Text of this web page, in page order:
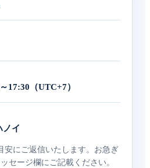
17:30（UTC+7）
ノイ
安にご返信いたします。お急ぎ
セージ欄にご記載ください。